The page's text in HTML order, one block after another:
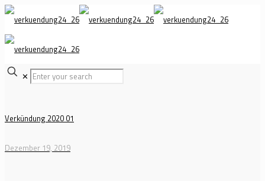
✕
Verkündung 2020 01
Dezember 19, 2019